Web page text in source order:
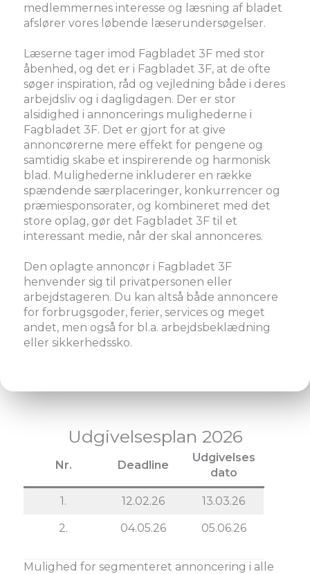
medlemmernes interesse og læsning af bladet
afslører vores løbende læserundersøgelser.
Læserne tager imod Fagbladet 3F med stor
åbenhed, og det er i Fagbladet 3F, at de ofte
søger inspiration, råd og vejledning både i deres
arbejdsliv og i dagligdagen. Der er stor
alsidighed i annoncerings mulighederne i
Fagbladet 3F. Det er gjort for at give
annoncørerne mere effekt for pengene og
samtidig skabe et inspirerende og harmonisk
blad. Mulighederne inkluderer en række
spændende særplaceringer, konkurrencer og
præmiesponsorater, og kombineret med det
store oplag, gør det Fagbladet 3F til et
interessant medie, når der skal annonceres.
Den oplagte annoncør i Fagbladet 3F
henvender sig til privatpersonen eller
arbejdstageren. Du kan altså både annoncere
for forbrugsgoder, ferier, services og meget
andet, men også for bl.a. arbejdsbeklædning
eller sikkerhedssko.
Udgivelsesplan 2026
Nr. Deadline
Udgivelses
dato
1. 12.02.26 13.03.26
2. 04.05.26 05.06.26
Mulighed for segmenteret annoncering i alle